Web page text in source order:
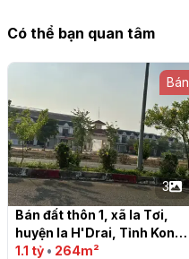
Có thể bạn quan tâm
Bán
3
Bán đất thôn 1, xã Ia Tơi,
huyện Ia H'Drai, Tỉnh Kon
Tum
1.1 tỷ • 264m²